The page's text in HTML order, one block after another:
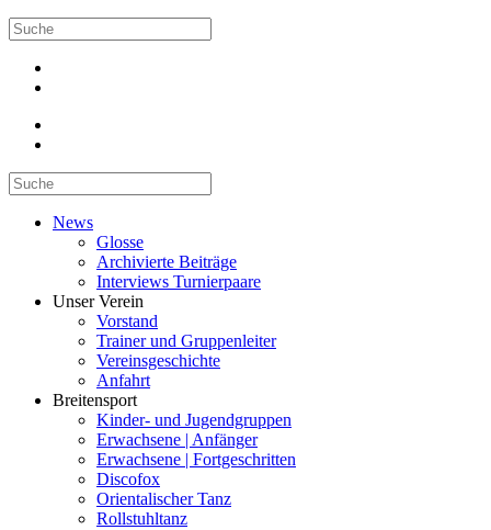
News
Glosse
Archivierte Beiträge
Interviews Turnierpaare
Unser Verein
Vorstand
Trainer und Gruppenleiter
Vereinsgeschichte
Anfahrt
Breitensport
Kinder- und Jugendgruppen
Erwachsene | Anfänger
Erwachsene | Fortgeschritten
Discofox
Orientalischer Tanz
Rollstuhltanz